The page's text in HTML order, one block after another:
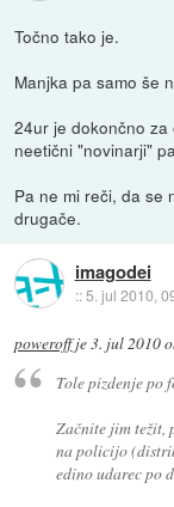
Točno tako je.
Manjka pa samo še
24ur je dokončno
neetični "novinarji"
Pa ne mi reči, da se
drugače.
imagodei
::5. jul 2010,
poweroffje3. jul 2010
Tole pizdenje po
Začnite jim težit,
na policijo
edino udarec po